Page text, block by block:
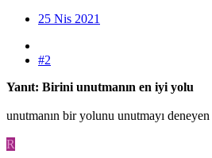
25 Nis 2021
#2
Yanıt: Birini unutmanın en iyi yolu
unutmanın bir yolunu unutmayı
R